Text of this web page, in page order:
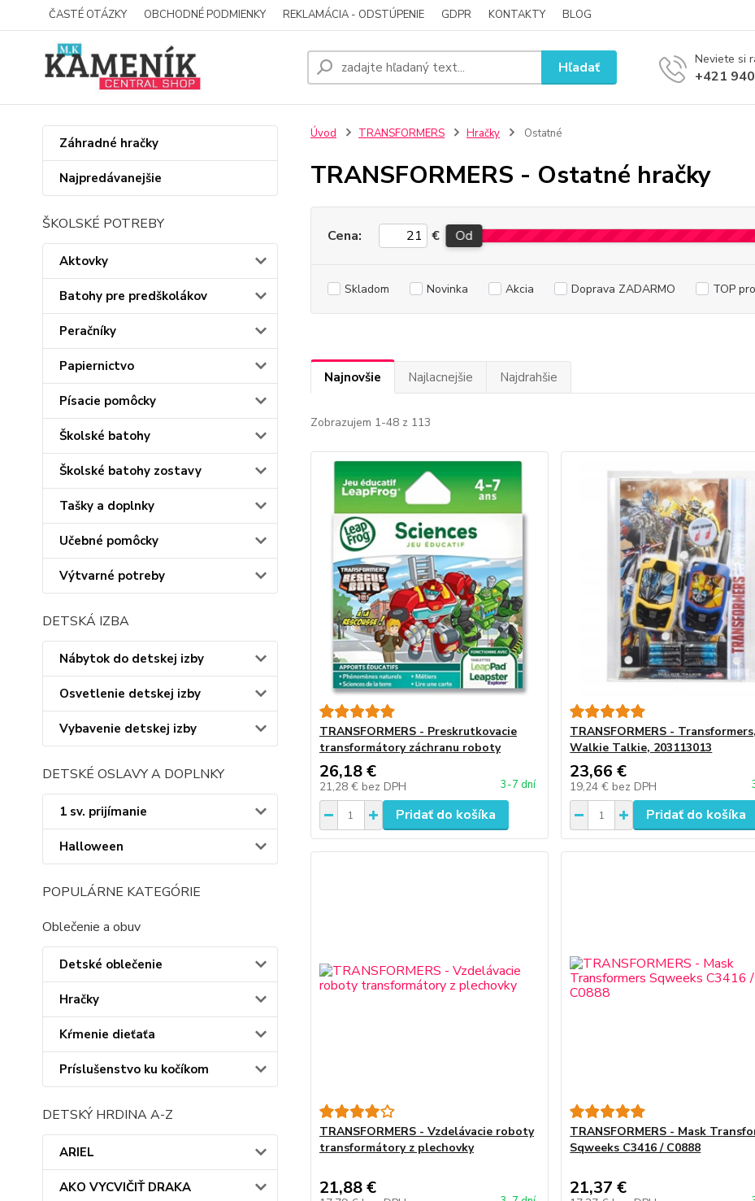
ČASTÉ OTÁZKY OBCHODNÉ PODMIENKY REKLAMÁCIA - ODSTÚPENIE GDPR KONTAKTY BLOG
Hľadať Neviete si
+421
Záhradné hračky
Najpredávanejšie
ŠKOLSKÉ POTREBY
Aktovky
Batohy pre predškolákov
Peračníky
Papiernictvo
Písacie pomôcky
Školské batohy
Školské batohy zostavy
Tašky a doplnky
Učebné pomôcky
Výtvarné potreby
DETSKÁ IZBA
Nábytok do detskej izby
Osvetlenie detskej izby
Vybavenie detskej izby
DETSKÉ OSLAVY A DOPLNKY
1 sv. prijímanie
Halloween
POPULÁRNE KATEGÓRIE
Oblečenie a obuv
Detské oblečenie
Hračky
Kŕmenie dieťaťa
Príslušenstvo ku kočíkom
DETSKÝ HRDINA A-Z
ARIEL
AKO VYCVIČIŤ DRAKA
Úvod TRANSFORMERS Hračky Ostatné
TRANSFORMERS - Ostatné hračky
Cena: € Od
Skladom Novinka Akcia Doprava ZADARMO TOP
Najnovšie Najlacnejšie Najdrahšie
Zobrazujem 1-48 z 113
TRANSFORMERS - Preskrutkovacie
transformátory záchranu roboty
26,18 €
21,28 € bez DPH 3-7 dní
Pridať do košíka
TRANSFORMERS - Transformers,
Walkie Talkie, 203113013
23,66 €
19,24 € bez DPH
Pridať do košíka
TRANSFORMERS - Vzdelávacie roboty
transformátory z plechovky
21,88 €
TRANSFORMERS - Mask
Sqweeks C3416 / C0888
21,37 €